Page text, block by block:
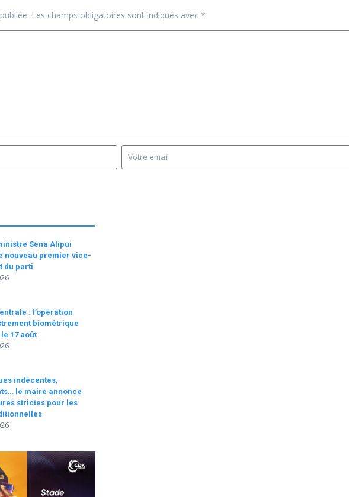
Les champs obligatoires sont indiqués avec *
Sèna Alipui
nouveau premier vice-
du parti
: l’opération
biométrique
17 août
indécentes,
le maire annonce
strictes pour les